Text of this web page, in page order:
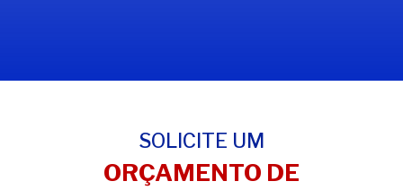
SOLICITE UM
ORÇAMENTO DE